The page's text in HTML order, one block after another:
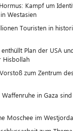
Kampf um
Westasien
Touristen in
Plan der USA
Hisbollah
zum Zentrum
in Gaza
Moschee im